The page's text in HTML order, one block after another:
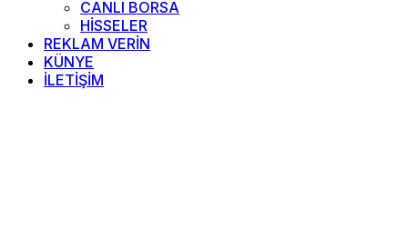
CANLI BORSA
HİSSELER
REKLAM VERİN
KÜNYE
İLETİŞİM